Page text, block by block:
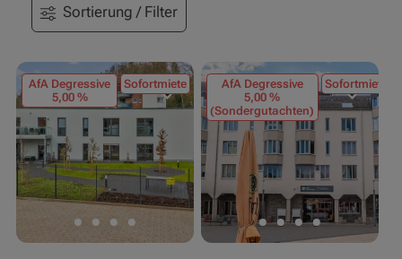
Sortierung / Filter
AfA Degressive
5,00 %
Sofortmiete
AfA Degressive
5,00 %
(Sondergutachten)
Sofortmiete